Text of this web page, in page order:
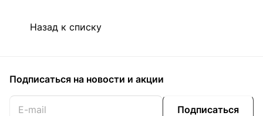
Назад к списку
Подписаться на новости и акции
Подписаться